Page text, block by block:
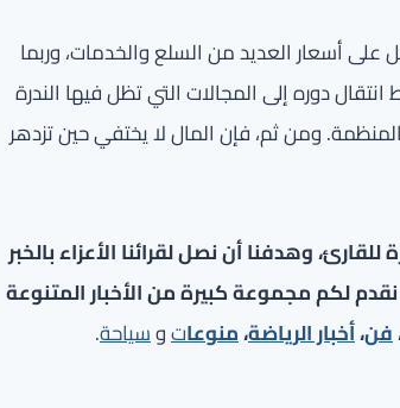
أسعار العديد من السلع والخدمات، وربما
دوره إلى المجالات التي تظل فيها الندرة
ومن ثم، فإن المال لا يختفي حين تزدهر
وهدفنا أن نصل لقرائنا الأعزاء بالخبر
لكم مجموعة كبيرة من الأخبار المتنوعة
فن،أخبار الرياضة،منوعاتوسياحة.